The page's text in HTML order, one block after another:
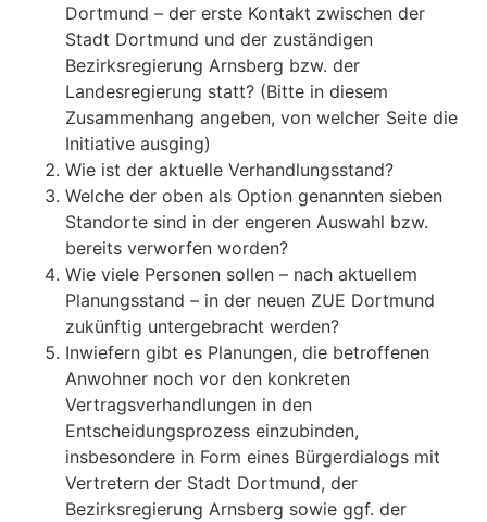
Dortmund – der erste Kontakt zwischen der
Stadt Dortmund und der zuständigen
Bezirksregierung Arnsberg bzw. der
Landesregierung statt? (Bitte in diesem
Zusammenhang angeben, von welcher Seite die
Initiative ausging)
Wie ist der aktuelle Verhandlungsstand?
Welche der oben als Option genannten sieben
Standorte sind in der engeren Auswahl bzw.
bereits verworfen worden?
Wie viele Personen sollen – nach aktuellem
Planungsstand – in der neuen ZUE Dortmund
zukünftig untergebracht werden?
Inwiefern gibt es Planungen, die betroffenen
Anwohner noch vor den konkreten
Vertragsverhandlungen in den
Entscheidungsprozess einzubinden,
insbesondere in Form eines Bürgerdialogs mit
Vertretern der Stadt Dortmund, der
Bezirksregierung Arnsberg sowie ggf. der